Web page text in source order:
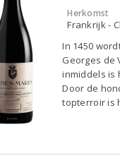
Herkomst
Frankrijk -
In 1450
Georges de
inmiddels is
Door de
topterroir is